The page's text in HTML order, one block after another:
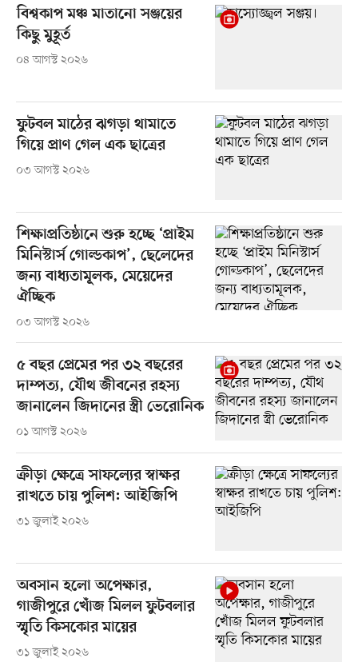
বিশ্বকাপ মঞ্চ মাতানো সঞ্জয়ের
কিছু মুহূর্ত
০৪ আগস্ট ২০২৬
ফুটবল মাঠের ঝগড়া থামাতে
গিয়ে প্রাণ গেল এক ছাত্রের
০৩ আগস্ট ২০২৬
শিক্ষাপ্রতিষ্ঠানে শুরু হচ্ছে ‘প্রাইম
মিনিস্টার্স গোল্ডকাপ’, ছেলেদের
জন্য বাধ্যতামূলক, মেয়েদের
ঐচ্ছিক
০৩ আগস্ট ২০২৬
৫ বছর প্রেমের পর ৩২ বছরের
দাম্পত্য, যৌথ জীবনের রহস্য
জানালেন জিদানের স্ত্রী ভেরোনিক
০১ আগস্ট ২০২৬
ক্রীড়া ক্ষেত্রে সাফল্যের স্বাক্ষর
রাখতে চায় পুলিশ: আইজিপি
৩১ জুলাই ২০২৬
অবসান হলো অপেক্ষার,
গাজীপুরে খোঁজ মিলল ফুটবলার
স্মৃতি কিসকোর মায়ের
৩১ জুলাই ২০২৬